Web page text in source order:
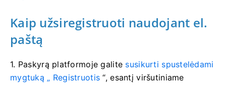
Kaip užsiregistruoti naudojant el.
paštą
1. Paskyrą platformojegalite susikurti spustelėdami
mygtuką „ Registruotis “, esantį viršutiniame